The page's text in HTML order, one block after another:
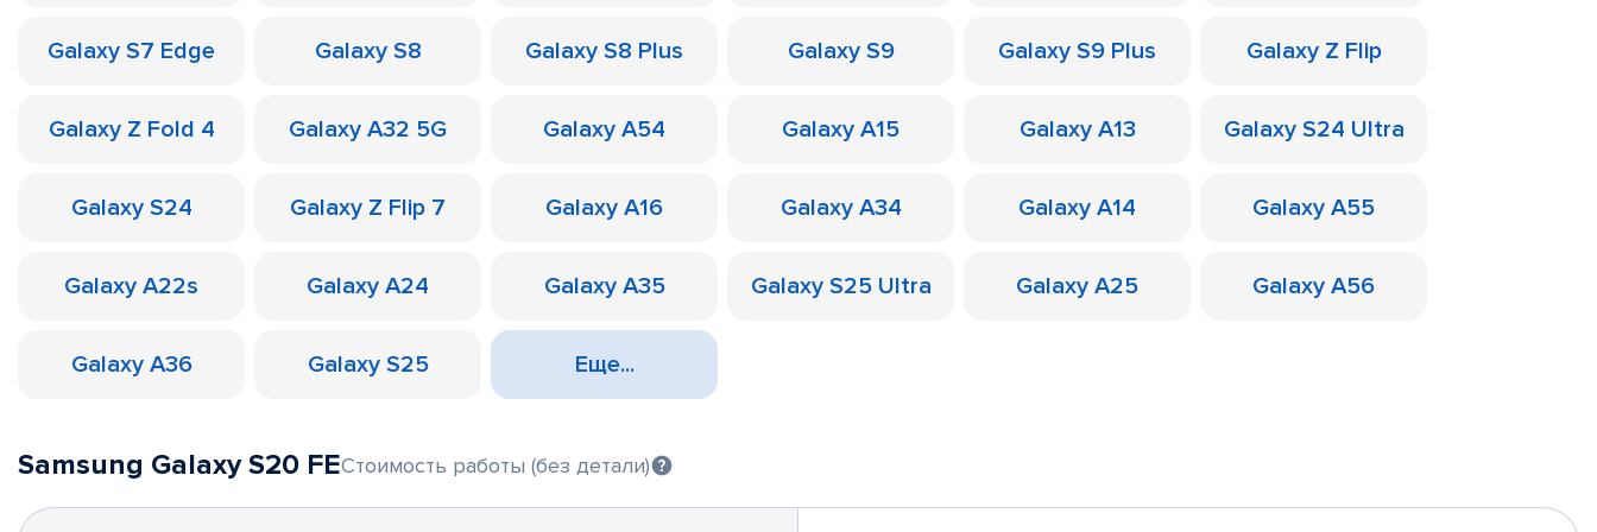
Galaxy S7 Edge Galaxy S8 Galaxy S8 Plus Galaxy S9 Galaxy S9 Plus Galaxy Z Flip
Galaxy Z Fold 4 Galaxy A32 5G Galaxy A54 Galaxy A15 Galaxy A13 Galaxy S24 Ultra
Galaxy S24 Galaxy Z Flip 7 Galaxy A16 Galaxy A34 Galaxy A14 Galaxy A55
Galaxy A22s Galaxy A24 Galaxy A35 Galaxy S25 Ultra Galaxy A25 Galaxy A56
Galaxy A36 Galaxy S25 Еще...
Samsung Galaxy S20 FEСтоимость работы (без детали)